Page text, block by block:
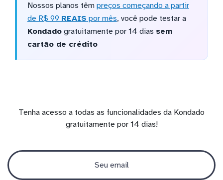
Nossos planos têm preços começando a partir
de R$ 99 REAIS por mês, você pode testar a
Kondadogratuitamente por 14 dias sem
cartão de crédito
Tenha acesso a todas as funcionalidades da Kondado
gratuitamente por 14 dias!